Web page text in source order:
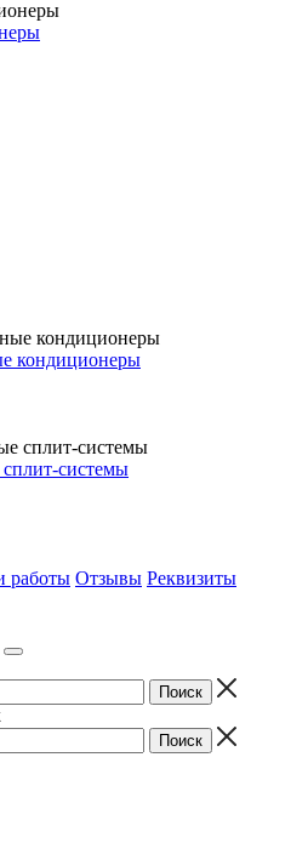
кондиционеры
системы
работы Отзывы Реквизиты